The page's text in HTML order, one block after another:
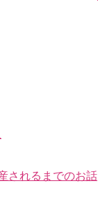
されるまでのお話